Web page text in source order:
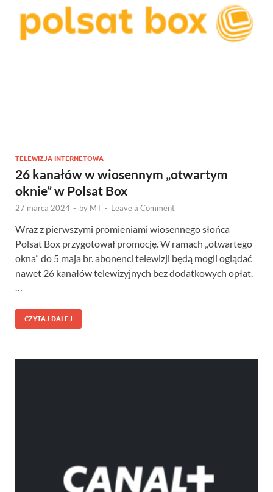
TELEWIZJA INTERNETOWA
26 kanałów w wiosennym „otwartym
oknie” w Polsat Box
27 marca 2024 - by MT - Leave a Comment
Wraz z pierwszymi promieniami wiosennego słońca
Polsat Box przygotował promocję. W ramach „otwartego
okna” do 5 maja br. abonenci telewizji będą mogli oglądać
nawet 26 kanałów telewizyjnych bez dodatkowych opłat.
CZYTAJ DALEJ